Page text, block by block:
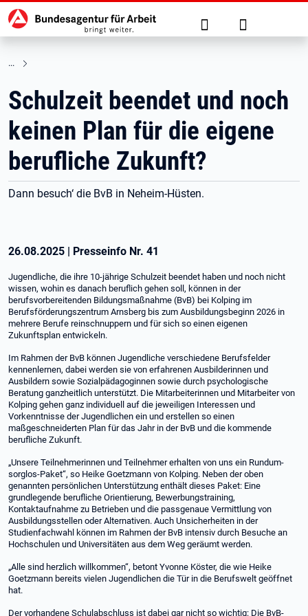
zu den Hauptinhalten springen
Hauptnavigation Suche Anmelden
Schulzeit beendet und noch
keinen Plan für die eigene
berufliche Zukunft?
Dann besuch‘ die BvB in Neheim-Hüsten.
26.08.2025 | Presseinfo Nr. 41
Jugendliche, die ihre 10-jährige Schulzeit beendet haben und noch nicht
wissen, wohin es danach beruflich gehen soll, können in der
berufsvorbereitenden Bildungsmaßnahme (BvB) bei Kolping im
Berufsförderungszentrum Arnsberg bis zum Ausbildungsbeginn 2026 in
mehrere Berufe reinschnuppern und für sich so einen eigenen
Zukunftsplan entwickeln.
Im Rahmen der BvB können Jugendliche verschiedene Berufsfelder
kennenlernen, dabei werden sie von erfahrenen Ausbilderinnen und
Ausbildern sowie Sozialpädagoginnen sowie durch psychologische
Beratung ganzheitlich unterstützt. Die Mitarbeiterinnen und Mitarbeiter von
Kolping gehen ganz individuell auf die jeweiligen Interessen und
Vorkenntnisse der Jugendlichen ein und erstellen so einen
maßgeschneiderten Plan für das Jahr in der BvB und die kommende
berufliche Zukunft.
„Unsere Teilnehmerinnen und Teilnehmer erhalten von uns ein Rundum-
sorglos-Paket“, so Heike Goetzmann von Kolping. Neben der oben
genannten persönlichen Unterstützung enthält dieses Paket: Eine
grundlegende berufliche Orientierung, Bewerbungstraining,
Kontaktaufnahme zu Betrieben und die passgenaue Vermittlung von
Ausbildungsstellen oder Alternativen. Auch Unsicherheiten in der
Studienfachwahl können im Rahmen der BvB intensiv durch Besuche an
Hochschulen und Universitäten aus dem Weg geräumt werden.
„Alle sind herzlich willkommen“, betont Yvonne Köster, die wie Heike
Goetzmann bereits vielen Jugendlichen die Tür in die Berufswelt geöffnet
hat.
Der vorhandene Schulabschluss ist dabei gar nicht so wichtig: Die BvB-